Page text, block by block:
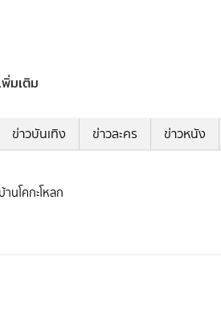
พิ่มเติม
ข่าวบันเทิง ข่าวละคร ข่าวหนัง
นโคกะโหลก